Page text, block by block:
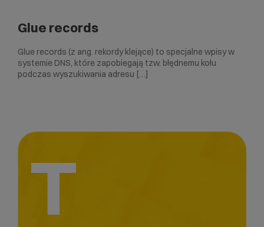
Glue records
Glue records (z ang. rekordy klejące) to specjalne wpisy w
systemie DNS, które zapobiegają tzw. błędnemu kołu
podczas wyszukiwania adresu […]
T